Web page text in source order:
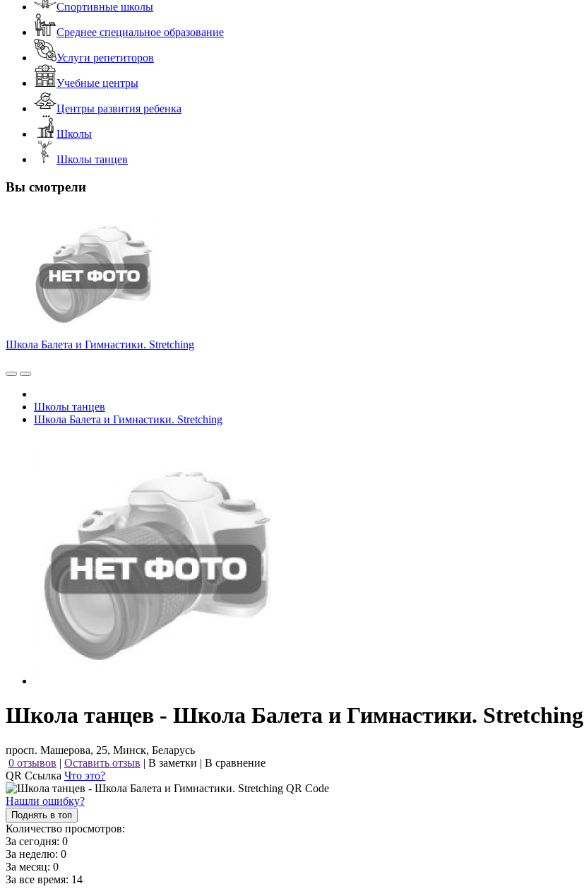
Спортивные школы
Среднее специальное образование
Услуги репетиторов
Учебные центры
Центры развития ребенка
Школы
Школы танцев
Вы смотрели
Школа Балета и Гимнастики. Stretching
Школы танцев
Школа Балета и Гимнастики. Stretching
Школа танцев - Школа Балета и Гимнастики. Stretching
просп. Машерова, 25, Минск, Беларусь
0 отзывов | Оставить отзыв | В заметки | В сравнение
QR Ссылка Что это?
Нашли ошибку?
Поднять в топ
Количество просмотров:
За сегодня: 0
За неделю: 0
За месяц: 0
За все время: 14